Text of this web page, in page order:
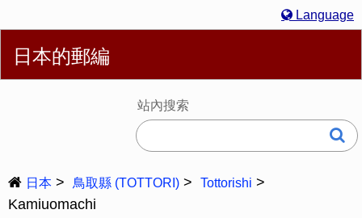
Language
Deutsch
Français
日本語
日本的郵編
站內搜索
日本 鳥取縣 (TOTTORI) Tottorishi
Kamiuomachi